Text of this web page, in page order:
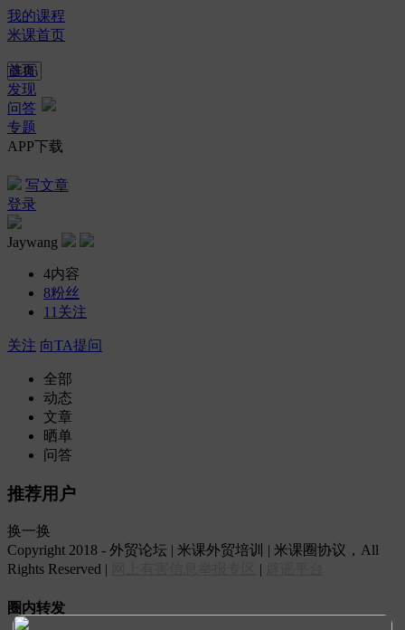
我的课程
米课首页
首页
发现
问答
专题
APP下载
写文章
登录
Jaywang
4内容
8粉丝
11 关注
关注 向TA提问
全部
动态
文章
晒单
问答
推荐用户
换一换
Copyright 2018 - 外贸论坛 | 米课外贸培训 | 米课圈协议，All
Rights Reserved |
|
圈内转发